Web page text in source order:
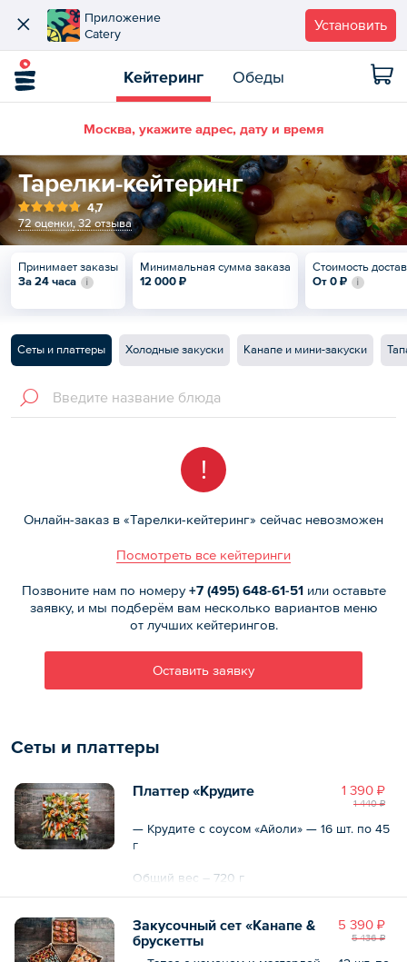
Приложение
Catery
Установить
Кейтеринг Обеды
Москва, укажите адрес, дату и время
Тарелки-кейтеринг
4,7
72 оценки, 32 отзыва
Принимает заказы
За 24 часа
Минимальная сумма заказа
12 000 ₽
Стоимость
От 0 ₽
Сеты и платтеры Холодные закуски Канапе и мини-закуски
!
Онлайн-заказ в «Тарелки-кейтеринг» сейчас невозможен
Посмотреть все кейтеринги
Позвоните нам по номеру+7 (495) 648-61-51или оставьте
заявку, и мы подберём вам несколько вариантов меню
от лучших кейтерингов.
Оставить заявку
Сеты и платтеры
1 390 ₽
1 440 ₽
Платтер «Крудите
— Крудите с соусом «Айоли» — 16 шт. по 45
г
Общий вес – 720 г
5 390 ₽
5 436 ₽
Закусочный сет «Канапе &
брускетты